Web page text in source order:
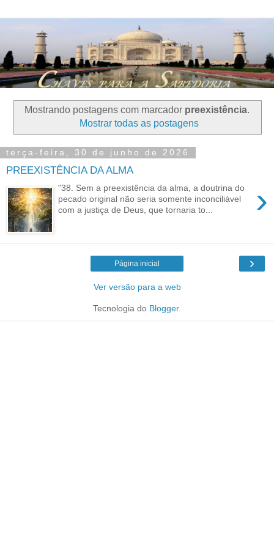
Mostrando postagens com marcador preexistência.
Mostrar todas as postagens
terça-feira, 30 de junho de 2026
PREEXISTÊNCIA DA ALMA
›
"38. Sem a preexistência da alma, a doutrina do
pecado original não seria somente inconciliável
com a justiça de Deus, que tornaria to...
›
Página inicial
Ver versão para a web
Tecnologia do Blogger.